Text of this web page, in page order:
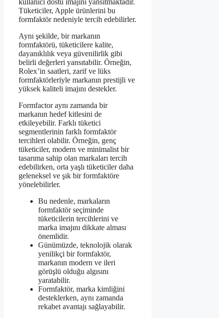
Tüketiciler, Apple ürünlerini bu
formfaktör nedeniyle tercih edebilirler.
Aynı şekilde, bir markanın
formfaktörü, tüketicilere kalite,
dayanıklılık veya güvenilirlik gibi
belirli değerleri yansıtabilir. Örneğin,
Rolex’in saatleri, zarif ve lüks
formfaktörleriyle markanın prestijli ve
yüksek kaliteli imajını destekler.
Formfactor aynı zamanda bir
markanın hedef kitlesini de
etkileyebilir. Farklı tüketici
segmentlerinin farklı formfaktör
tercihleri olabilir. Örneğin, genç
tüketiciler, modern ve minimalist bir
tasarıma sahip olan markaları tercih
edebilirken, orta yaşlı tüketiciler daha
geleneksel ve şık bir formfaktöre
yönelebilirler.
Bu nedenle, markaların
formfaktör seçiminde
tüketicilerin tercihlerini ve
marka imajını dikkate alması
önemlidir.
Günümüzde, teknolojik olarak
yenilikçi bir formfaktör,
markanın modern ve ileri
görüşlü olduğu algısını
yaratabilir.
Formfaktör, marka kimliğini
desteklerken, aynı zamanda
rekabet avantajı sağlayabilir.